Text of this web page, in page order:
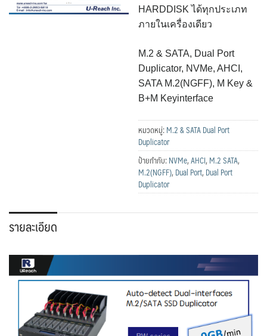
HARDDISK ได้ทุกประเภท
ภายในเครื่องเดียว
M.2 & SATA, Dual Port
Duplicator, NVMe, AHCI,
SATA M.2(NGFF), M Key &
B+M Keyinterface
หมวดหมู่:M.2 & SATA Dual Port
Duplicator
ป้ายกำกับ:NVMe,AHCI, M.2 SATA,
M.2(NGFF), Dual Port, Dual Port
Duplicator
รายละเอียด